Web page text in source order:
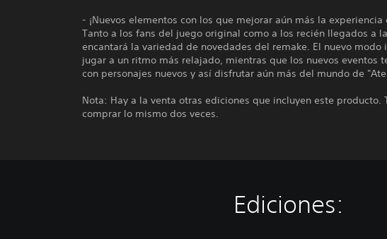
- ¡Nuevos elementos con los que mejorar aún más la experiencia
Tanto a los fans del juego original como a los recién llegados a
encantará la variedad de novedades del remake. El nuevo
jugar a un ritmo más relajado, mientras que los nuevos eventos
con personajes nuevos y así disfrutar aún más del mundo de
Nota: Hay a la venta otras ediciones que incluyen este producto.
comprar lo mismo dos veces.
Ediciones: